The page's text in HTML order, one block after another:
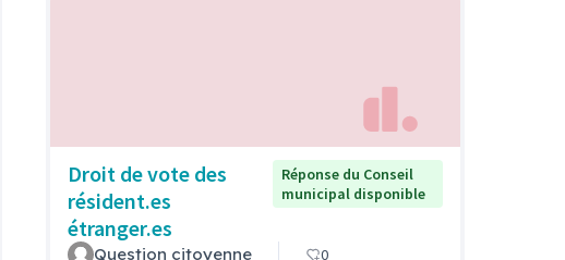
Droit de vote des
résident.es
étranger.es
Réponse du Conseil
municipal disponible
Question citoyenne 0